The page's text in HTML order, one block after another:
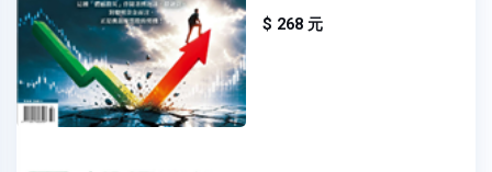
$ 268 元